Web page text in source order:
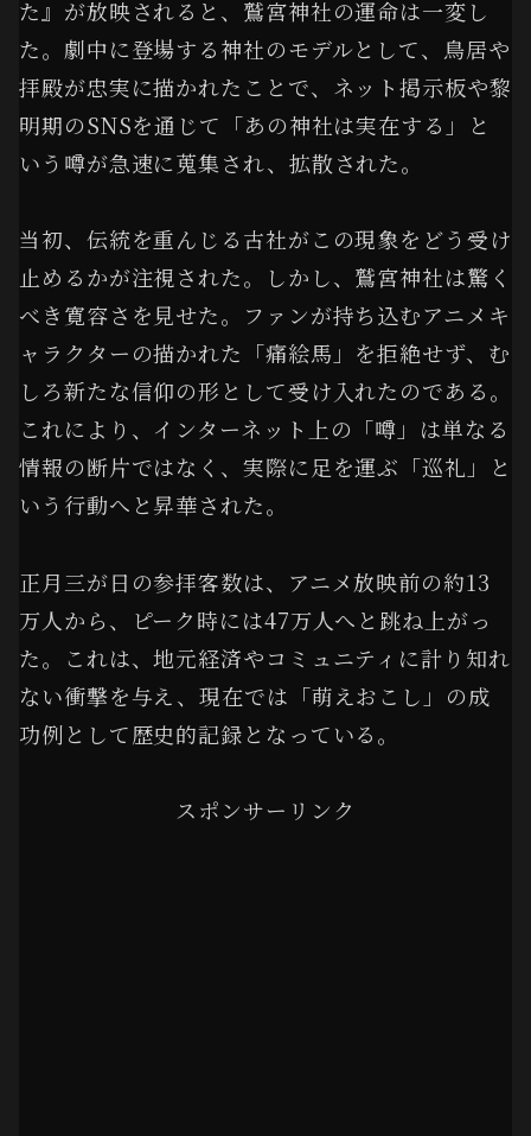
た』が放映されると、鷲宮神社の運命は一変し
た。劇中に登場する神社のモデルとして、鳥居や
拝殿が忠実に描かれたことで、ネット掲示板や黎
明期のSNSを通じて「あの神社は実在する」と
いう噂が急速に蒐集され、拡散された。
当初、伝統を重んじる古社がこの現象をどう受け
止めるかが注視された。しかし、鷲宮神社は驚く
べき寛容さを見せた。ファンが持ち込むアニメキ
ャラクターの描かれた「痛絵馬」を拒絶せず、む
しろ新たな信仰の形として受け入れたのである。
これにより、インターネット上の「噂」は単なる
情報の断片ではなく、実際に足を運ぶ「巡礼」と
いう行動へと昇華された。
正月三が日の参拝客数は、アニメ放映前の約13
万人から、ピーク時には47万人へと跳ね上がっ
た。これは、地元経済やコミュニティに計り知れ
ない衝撃を与え、現在では「萌えおこし」の成
功例として歴史的記録となっている。
スポンサーリンク